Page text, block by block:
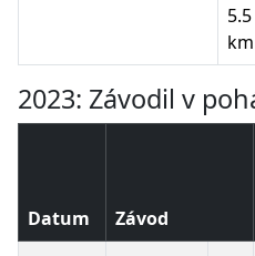
5.5
km
2023: Závodil v
Datum Závod